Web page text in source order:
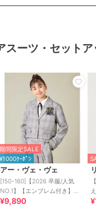
スーツ・セットア
期間限定SALE
¥1000ｸｰﾎﾟﾝ
アー・ヴェ・ヴェ
[150-160]【2026 卒服/人気
NO.1】【エンブレム付き】シ
ョートテーラードジャケット
¥9,890